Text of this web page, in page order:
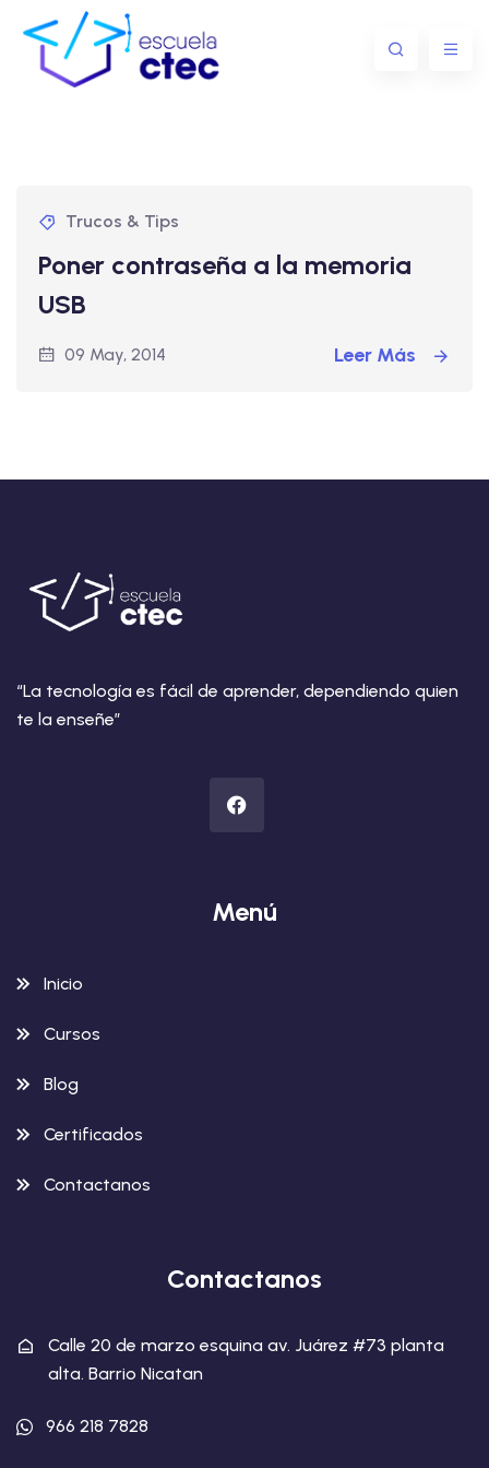
Trucos & Tips
Poner contraseña a la memoria
USB
09 May, 2014 Leer Más
“La tecnología es fácil de aprender, dependiendo quien
te la enseñe”
Menú
Inicio
Cursos
Blog
Certificados
Contactanos
Contactanos
Calle 20 de marzo esquina av. Juárez #73 planta
alta. Barrio Nicatan
966 218 7828